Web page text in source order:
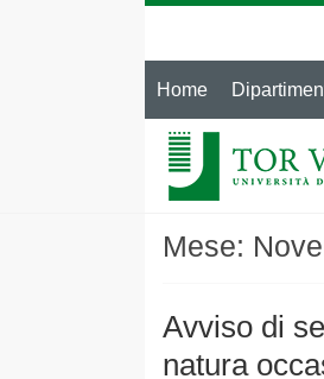
Home
Mese:
Avviso di
natura